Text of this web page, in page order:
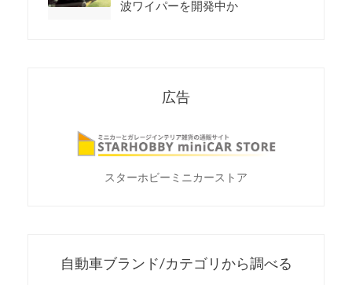
波ワイパーを開発中か
広告
スターホビーミニカーストア
自動車ブランド/カテゴリから調べる